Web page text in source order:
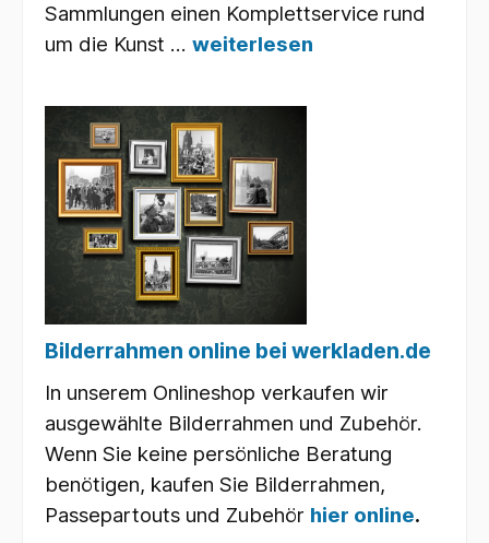
Sammlungen einen Komplettservice rund
um die Kunst ... weiterlesen
Bilderrahmen online bei werkladen.de
In unserem Onlineshop verkaufen wir
ausgewählte Bilderrahmen und Zubehör.
Wenn Sie keine persönliche Beratung
benötigen, kaufen Sie Bilderrahmen,
Passepartouts und Zubehör hier online.